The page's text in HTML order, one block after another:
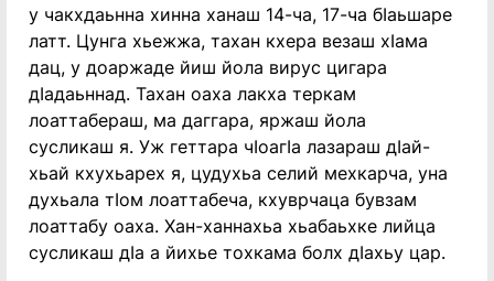
у чакхдаьнна хинна ханаш 14-ча, 17-ча бIаьшаре
латт. Цунга хьежжа, тахан кхера везаш хIама
дац, у доаржаде йиш йола вирус цигара
дIадаьннад. Тахан оаха лакха теркам
лоаттабераш, ма даггара, яржаш йола
сусликаш я. Уж геттара чIоагIа лазараш дIай-
хьай кхухьарех я, цудухьа селий мехкарча, уна
духьала тIом лоаттабеча, кхуврчаца бувзам
лоаттабу оаха. Хан-ханнахьа хьабаьхке лийца
сусликаш дIа а йихье тохкама болх дIахьу цар.